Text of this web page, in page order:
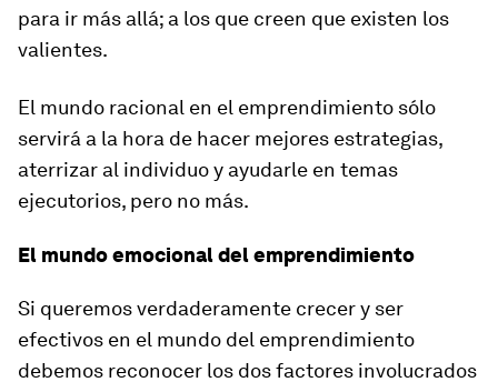
para ir más allá; a los que creen que existen los
valientes.
El mundo racional en el emprendimiento sólo
servirá a la hora de hacer mejores estrategias,
aterrizar al individuo y ayudarle en temas
ejecutorios, pero no más.
El mundo emocional del emprendimiento
Si queremos verdaderamente crecer y ser
efectivos en el mundo del emprendimiento
debemos reconocer los dos factores involucrados